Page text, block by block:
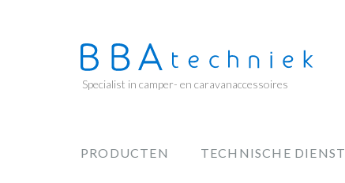
Specialist in camper- en caravanaccessoires
PRODUCTEN TECHNISCHE DIENST